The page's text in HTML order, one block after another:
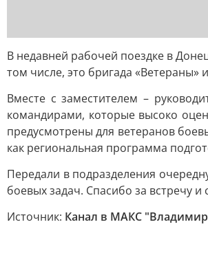
В недавней рабочей поездке в
том числе, это бригада «Ветераны»
Вместе с заместителем –
командирами, которые высоко
предусмотрены для ветеранов
как региональная программа
Передали в подразделения
боевых задач. Спасибо за встречу
Источник: Канал в МАКС